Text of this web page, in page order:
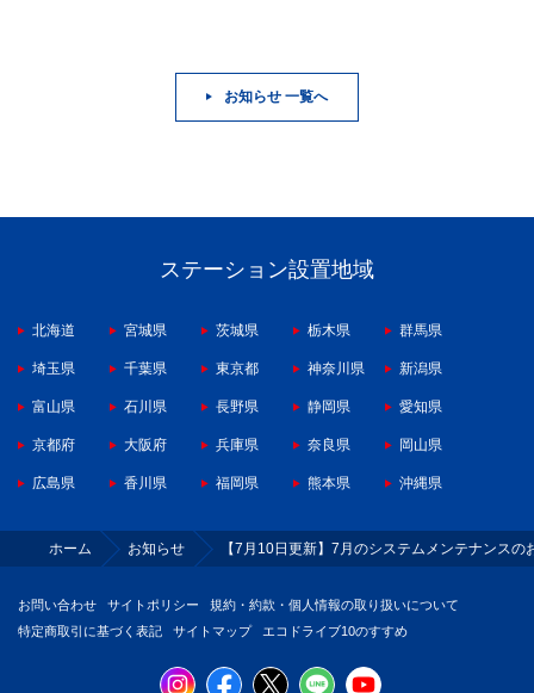
お知らせ 一覧へ
ステーション設置地域
北海道 宮城県 茨城県 栃木県 群馬県
埼玉県 千葉県 東京都 神奈川県 新潟県
富山県 石川県 長野県 静岡県 愛知県
京都府 大阪府 兵庫県 奈良県 岡山県
広島県 香川県 福岡県 熊本県 沖縄県
ホーム お知らせ 【7月10日更新】7月のシステムメンテナンス
お問い合わせ サイトポリシー
規約・約款・個人情報の取り扱いについて
特定商取引に基づく表記
サイトマップ エコドライブ10のすすめ